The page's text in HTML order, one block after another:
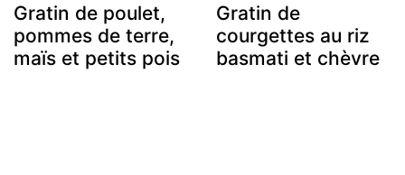
Gratin de poulet,
pommes de terre,
maïs et petits pois
Gratin de
courgettes au riz
basmati et chèvre